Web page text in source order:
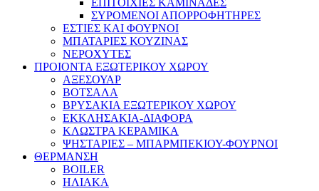
ΕΠΙΤΟΙΧΙΕΣ ΚΑΜΙΝΑΔΕΣ
ΣΥΡΟΜΕΝΟΙ ΑΠΟΡΡΟΦΗΤΗΡΕΣ
ΕΣΤΙΕΣ ΚΑΙ ΦΟΥΡΝΟΙ
ΜΠΑΤΑΡΙΕΣ ΚΟΥΖΙΝΑΣ
ΝΕΡΟΧΥΤΕΣ
ΠΡΟΙΟΝΤΑ ΕΞΩΤΕΡΙΚΟΥ ΧΩΡΟΥ
ΑΞΕΣΟΥΑΡ
ΒΟΤΣΑΛΑ
ΒΡΥΣΑΚΙΑ ΕΞΩΤΕΡΙΚΟΥ ΧΩΡΟΥ
ΕΚΚΛΗΣΑΚΙΑ-ΔΙΑΦΟΡΑ
ΚΛΩΣΤΡΑ ΚΕΡΑΜΙΚΑ
ΨΗΣΤΑΡΙΕΣ – ΜΠΑΡΜΠΕΚΙΟΥ-ΦΟΥΡΝΟΙ
ΘΕΡΜΑΝΣΗ
BOILER
ΗΛΙΑΚΑ